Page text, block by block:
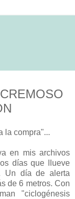
la compra"...
en mis archivos
días que llueve
Un día de alerta
de 6 metros. Con
"ciclogénesis